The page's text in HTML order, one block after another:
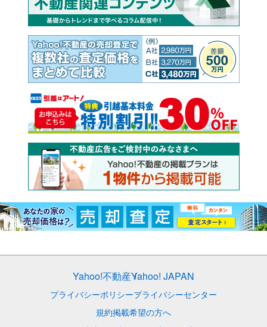
Yahoo!不動産Yahoo! JAPAN
プライバシーポリシープライバシーセンター
規約掲載希望の方へ